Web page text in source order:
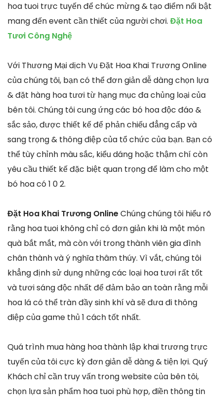
hoa tuoi trực tuyến để chúc mừng & tạo điểm nổi bật
mang đến event cần thiết của người chơi. Đặt Hoa
Tươi Công Nghệ
Với Thương Mại dịch Vụ Đặt Hoa Khai Trương Online
của chúng tôi, bạn có thể đơn giản dễ dàng chọn lựa
& đặt hàng hoa tươi từ hạng mục đa chủng loại của
bên tôi. Chúng tôi cung ứng các bó hoa độc đáo &
sắc sảo, được thiết kế để phản chiếu đẳng cấp và
sang trọng & thông điệp của tổ chức của bạn. Bạn có
thể tùy chỉnh màu sắc, kiểu dáng hoặc thậm chí còn
yêu cầu thiết kế đặc biệt quan trọng để làm cho một
bó hoa có 1 0 2.
Đặt Hoa Khai Trương OnlineChúng chúng tôi hiểu rõ
rằng hoa tuoi không chỉ có đơn giản khi là một món
quà bắt mắt, mà còn với trong thành viên gia đình
chân thành và ý nghĩa thâm thúy. Vì vắt, chúng tôi
khẳng định sử dụng những các loại hoa tươi rất tốt
và tươi sáng độc nhất để đảm bảo an toàn rằng mỗi
hoa lá có thể tràn đầy sinh khí và sẽ đưa đi thông
điệp của game thủ 1 cách tốt nhất.
Quá trình mua hàng hoa thành lập khai trương trực
tuyến của tôi cực kỳ đơn giản dễ dàng & tiện lợi. Quý
Khách chỉ cần truy vấn trong website của bên tôi,
chọn lựa sản phẩm hoa tuoi phù hợp, điền thông tin